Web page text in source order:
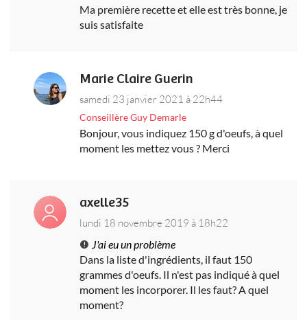
Ma première recette et elle est très bonne, je
suis satisfaite
Marie Claire Guerin
samedi 23 janvier 2021 à 22h44
Conseillère Guy Demarle
Bonjour, vous indiquez 150 g d'oeufs, à quel
moment les mettez vous ? Merci
axelle35
lundi 18 novembre 2019 à 18h22
J'ai eu un problème
Dans la liste d'ingrédients, il faut 150
grammes d'oeufs. Il n'est pas indiqué à quel
moment les incorporer. Il les faut? A quel
moment?